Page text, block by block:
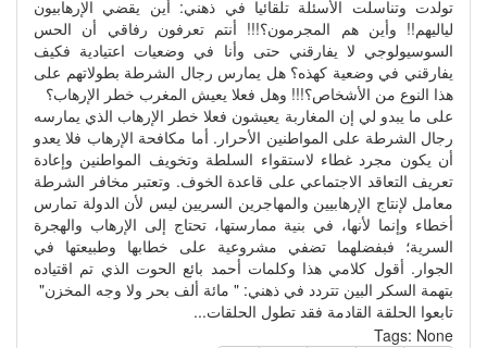
تولدت وتناسلت الأسئلة تلقائيا في ذهني: أين يقضي الإرهابيون
لياليهم!! وأين هم المجرمون؟!!! أنتم تعرفون رفاقي أن الحس
السوسيولوجي لا يفارقني حتى وأنا في وضعيات اعتيادية فكيف
يفارقني في وضعية كهذه؟ هل يمارس رجال الشرطة بطولاتهم على
هذا النوع من الأشخاص؟!!! وهل فعلا يعيش المغرب خطر الإرهاب؟
على ما يبدو لي إن المغاربة يعيشون فعلا خطر الإرهاب الذي يمارسه
رجال الشرطة على المواطنين الأحرار. أما مكافحة الإرهاب فلا يعدو
أن يكون مجرد غطاء لاستقواء السلطة وتخويف المواطنين وإعادة
تعريف التعاقد الاجتماعي على قاعدة الخوف. وتعتبر مخافر الشرطة
معامل لإنتاج الإرهابيين والمهاجرين السريين ليس لأن الدولة تمارس
أخطاء وإنما لأنها، في بنية ممارستها، تحتاج إلى الإرهاب والهجرة
السرية؛ فبفضلهما تضفي مشروعية على خطابها وطبيعتها في
الجوار. أقول كلامي هذا وكلمات أحمد بائع الحوت الذي تم اقتياده
بتهمة السكر البين تتردد في ذهني: " مائة ألف بحر ولا وجه المخزن"
تابعوا الحلقة القادمة فقد تطول الحلقات...
Tags:None